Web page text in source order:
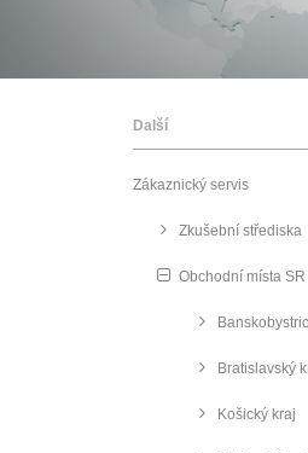
Další
Zákaznický servis
Zkušební střediska
Obchodní místa SR
Bratislavský
Košický kraj